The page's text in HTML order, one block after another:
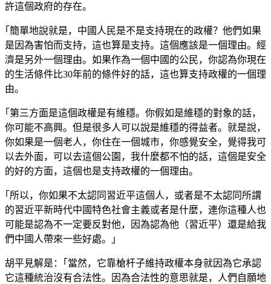
許這個政府的存在。
｢簡單地說就是，中國人民是不是支持現在的政權？他們如果
是因為害怕而支持，這也算是支持。這個應該是一個理由。經
濟是另外一個理由。如果作為一個中國的公民，你認為你現在
的生活條件比30年前的條件好的話，這也算支持政權的一個理
由。
｢第三方面是這個政權是有維穩。你假如是維穩的對象的話，
你可能不高興。但是很多人可以說是維穩的得益者。就是說，
你如果是一個老人，你住在一個城市，你感覺安全，覺得我可
以去外面，可以去這個公園，我什麼都不怕的話，這個是安全
的好的方面，這個也是支持政權的一個理由。
｢所以，你如果不太認同習近平這個人，或者是不太認同所謂
的習近平新時代中國特色社會主義或者是什麼，連你這種人也
可能是認為不一定要反對他，因為認為他（習近平）還是給我
們中國人帶來一些好處。｣
胡平見解是：｢當然，它靠槍杆子維持政權本身就因為它承認
它這種統治沒有合法性。因為合法性的意思就是，人們自願地